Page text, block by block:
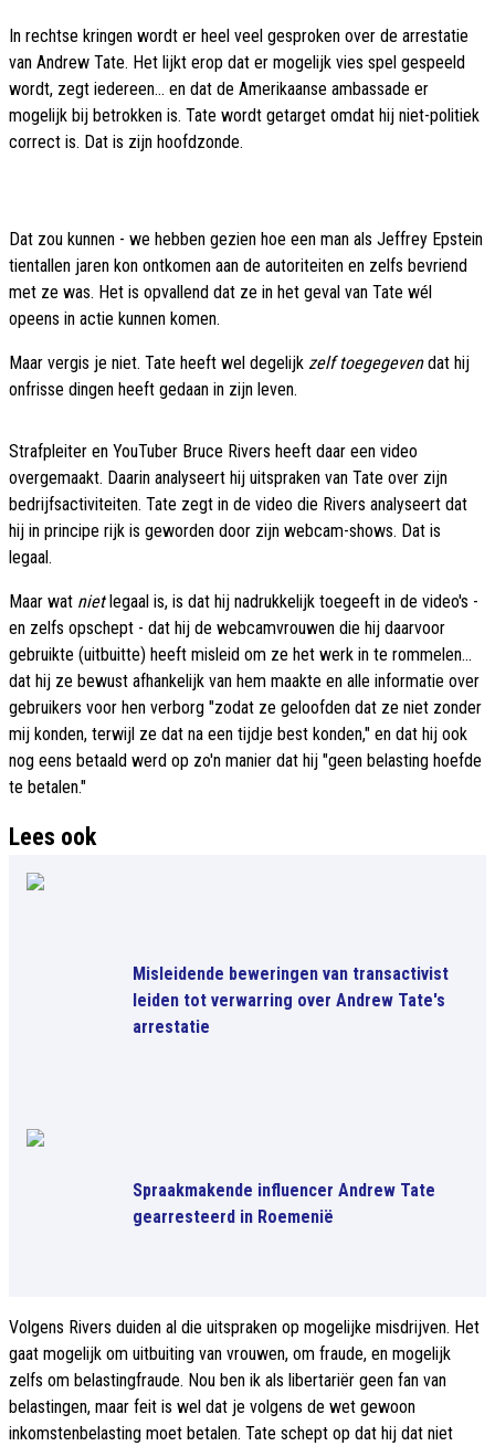
In rechtse kringen wordt er heel veel gesproken over de arrestatie
van Andrew Tate. Het lijkt erop dat er mogelijk vies spel gespeeld
wordt, zegt iedereen... en dat de Amerikaanse ambassade er
mogelijk bij betrokken is. Tate wordt getarget omdat hij niet-politiek
correct is. Dat is zijn hoofdzonde.
Dat zou kunnen - we hebben gezien hoe een man als Jeffrey Epstein
tientallen jaren kon ontkomen aan de autoriteiten en zelfs bevriend
met ze was. Het is opvallend dat ze in het geval van Tate wél
opeens in actie kunnen komen.
Maar vergis je niet. Tate heeft wel degelijk zelf toegegevendat hij
onfrisse dingen heeft gedaan in zijn leven.
Strafpleiter en YouTuber Bruce Rivers heeft daar een video
overgemaakt. Daarin analyseert hij uitspraken van Tate over zijn
bedrijfsactiviteiten. Tate zegt in de video die Rivers analyseert dat
hij in principe rijk is geworden door zijn webcam-shows. Dat is
legaal.
Maar wat nietlegaal is, is dat hij nadrukkelijk toegeeft in de video's -
en zelfs opschept - dat hij de webcamvrouwen die hij daarvoor
gebruikte (uitbuitte) heeft misleid om ze het werk in te rommelen...
dat hij ze bewust afhankelijk van hem maakte en alle informatie over
gebruikers voor hen verborg "zodat ze geloofden dat ze niet zonder
mij konden, terwijl ze dat na een tijdje best konden," en dat hij ook
nog eens betaald werd op zo'n manier dat hij "geen belasting hoefde
te betalen."
Lees ook
Misleidende beweringen van transactivist
leiden tot verwarring over Andrew Tate's
arrestatie
Spraakmakende influencer Andrew Tate
gearresteerd in Roemenië
Volgens Rivers duiden al die uitspraken op mogelijke misdrijven. Het
gaat mogelijk om uitbuiting van vrouwen, om fraude, en mogelijk
zelfs om belastingfraude. Nou ben ik als libertariër geen fan van
belastingen, maar feit is wel dat je volgens de wet gewoon
inkomstenbelasting moet betalen. Tate schept op dat hij dat niet